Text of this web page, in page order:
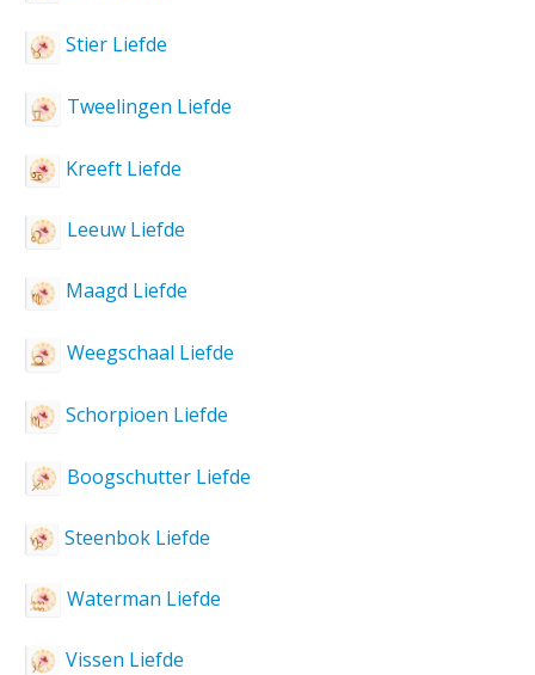
Stier Liefde
Tweelingen Liefde
Kreeft Liefde
Leeuw Liefde
Maagd Liefde
Weegschaal Liefde
Schorpioen Liefde
Boogschutter Liefde
Steenbok Liefde
Waterman Liefde
Vissen Liefde